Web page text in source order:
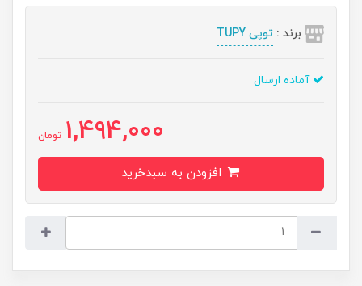
برند : توپی TUPY
آماده ارسال
1,494,000 تومان